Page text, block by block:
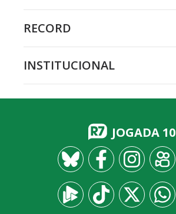
RECORD
INSTITUCIONAL
JOGADA 10